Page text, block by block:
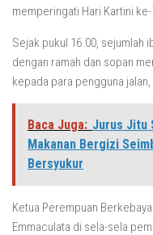
memperingati Hari Kartini ke-
Sejak pukul 16.00, sejumlah
dengan ramah dan sopan
kepada para pengguna
Baca Juga: Jurus Jitu
Makanan Bergizi
Bersyukur
Ketua Perempuan
Emmaculata di sela-sela